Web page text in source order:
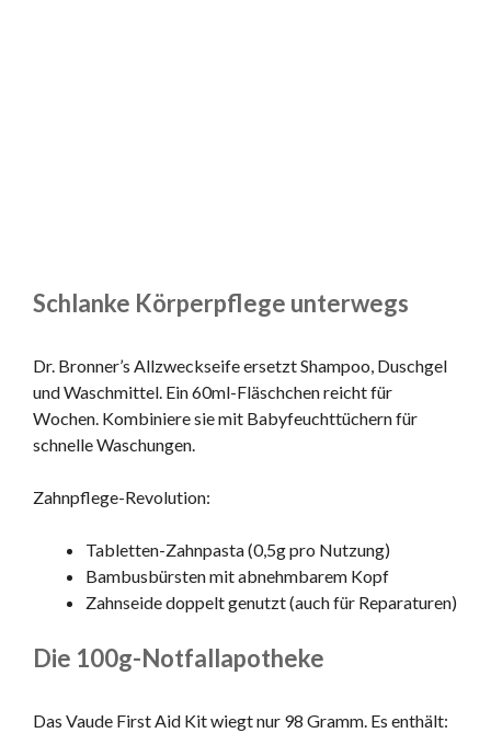
Schlanke Körperpflege unterwegs
Dr. Bronner’s Allzweckseife ersetzt Shampoo, Duschgel
und Waschmittel. Ein 60ml-Fläschchen reicht für
Wochen. Kombiniere sie mit Babyfeuchttüchern für
schnelle Waschungen.
Zahnpflege-Revolution:
Tabletten-Zahnpasta (0,5g pro Nutzung)
Bambusbürsten mit abnehmbarem Kopf
Zahnseide doppelt genutzt (auch für Reparaturen)
Die 100g-Notfallapotheke
Das Vaude First Aid Kit wiegt nur 98 Gramm. Es enthält: